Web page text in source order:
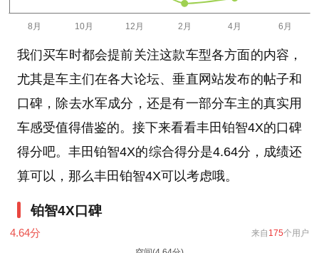
我们买车时都会提前关注这款车型各方面的内容，
尤其是车主们在各大论坛、垂直网站发布的帖子和
口碑，除去水军成分，还是有一部分车主的真实用
车感受值得借鉴的。接下来看看丰田铂智4X的口碑
得分吧。丰田铂智4X的综合得分是4.64分，成绩还
算可以，那么丰田铂智4X可以考虑哦。
铂智4X口碑
4.64分 来自 175个用户